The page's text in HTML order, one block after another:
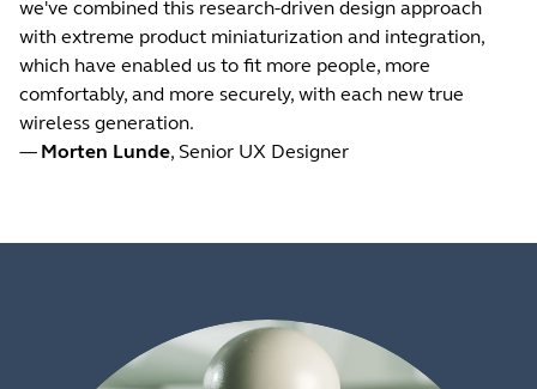
we've combined this research-driven design approach
with extreme product miniaturization and integration,
which have enabled us to fit more people, more
comfortably, and more securely, with each new true
wireless generation.
— Morten Lunde, Senior UX Designer